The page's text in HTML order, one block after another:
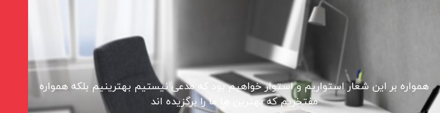
همواره بر این شعار استواریم و استوار خواهیم بود که مدعی نیستیم بهترینیم بلکه همواره
مفتخریم که بهترین ها ما را برگزیده اند